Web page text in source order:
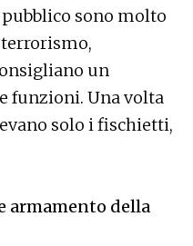
pubblico sono molto
un
funzioni. Una volta
solo i fischietti,
armamento della